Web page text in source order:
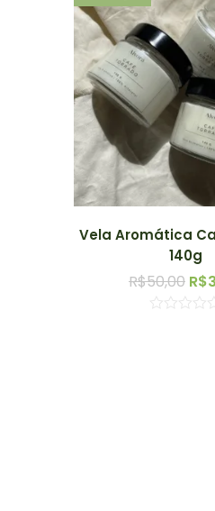
Vela Aromática
140g
R$50,00 R$